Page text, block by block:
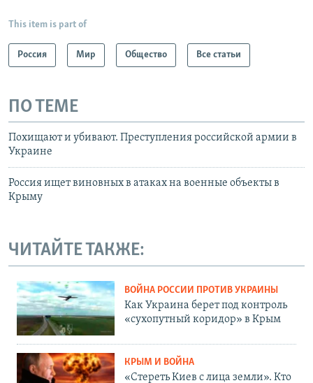
This item is part of
Россия Мир Общество Все статьи
ПО ТЕМЕ
Похищают и убивают. Преступления российской армии в
Украине
Россия ищет виновных в атаках на военные объекты в
Крыму
ЧИТАЙТЕ ТАКЖЕ:
ВОЙНА РОССИИ ПРОТИВ УКРАИНЫ
Как Украина берет под контроль
«сухопутный коридор» в Крым
КРЫМ И ВОЙНА
«Стереть Киев с лица земли». Кто